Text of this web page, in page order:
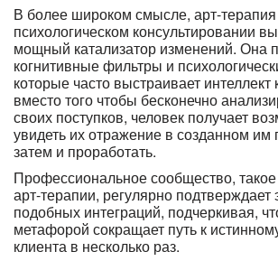
В более широком смысле, арт-
психологическом консультировании
мощный катализатор изменений. Она
когнитивные фильтры и
которые часто выстраивает интеллект
вместо того чтобы бесконечно
своих поступков, человек получает
увидеть их отражение в созданном им
затем и проработать.
Профессиональное сообщество, такое
арт-терапии, регулярно
подобных интеграций, подчеркивая,
метафорой сокращает путь к
клиента в несколько раз.